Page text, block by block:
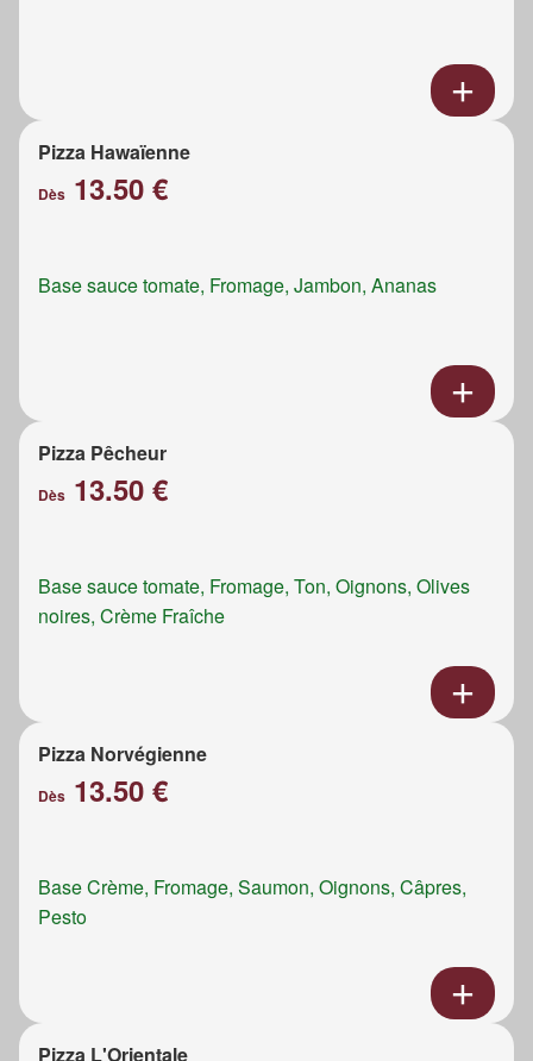
Pizza Hawaïenne
Dès 13.50 €
Base sauce tomate, Fromage, Jambon, Ananas
Pizza Pêcheur
Dès 13.50 €
Base sauce tomate, Fromage, Ton, Oignons, Olives
noires, Crème Fraîche
Pizza Norvégienne
Dès 13.50 €
Base Crème, Fromage, Saumon, Oignons, Câpres,
Pesto
Pizza L'Orientale